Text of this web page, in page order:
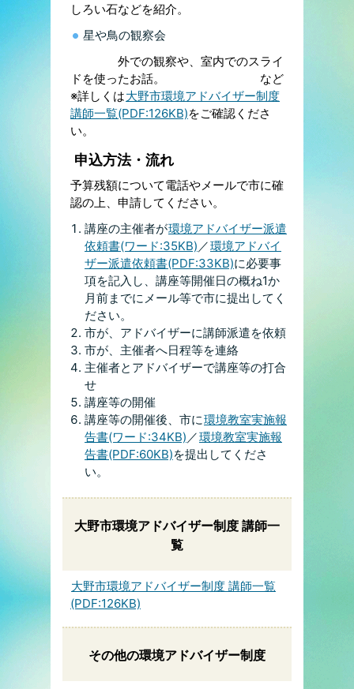
しろい石などを紹介。
星や鳥の観察会
外での観察や、室内でのスライ
ドを使ったお話。 など
※詳しくは大野市環境アドバイザー制度
講師一覧(PDF:126KB)をご確認くださ
い。
申込方法・流れ
予算残額について電話やメールで市に確
認の上、申請してください。
講座の主催者が環境アドバイザー派遣
依頼書(ワード:35KB) ／環境アドバイ
ザー派遣依頼書(PDF:33KB)に必要事
項を記入し、講座等開催日の概ね1か
月前までにメール等で市に提出してく
ださい。
市が、アドバイザーに講師派遣を依頼
市が、主催者へ日程等を連絡
主催者とアドバイザーで講座等の打合
せ
講座等の開催
講座等の開催後、市に環境教室実施報
告書(ワード:34KB) ／環境教室実施報
告書(PDF:60KB)を提出してくださ
い。
大野市環境アドバイザー制度 講師一
覧
大野市環境アドバイザー制度 講師一覧
(PDF:126KB)
その他の環境アドバイザー制度